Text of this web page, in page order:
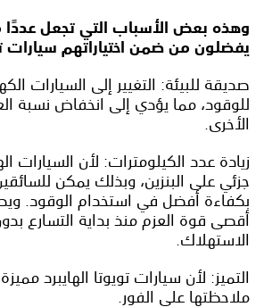
وهذه بعض الأسباب التي تجعل عددًا
يفضلون من ضمن اختياراتهم سيارات
صديقة للبيئة: التغيير إلى السيارات
للوقود، مما يؤدي إلى انخفاض نسبة
الأخرى.
زيادة عدد الكيلومترات: لأن السيارات
جزئي على البنزين، وبذلك يمكن
بكفاءة أفضل في استخدام الوقود.
أقصى قوة العزم منذ بداية التسارع
الاستهلاك.
التميز: لأن سيارات تويوتا الهايبرد
ملاحظتها على الفور.